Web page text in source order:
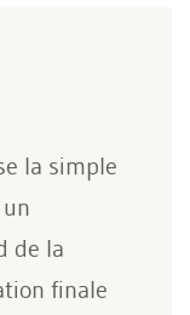
la simple
de la
finale